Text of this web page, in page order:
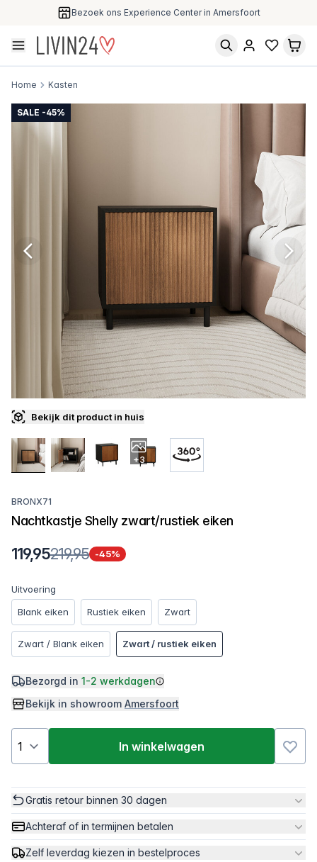
Bezoek ons Experience Center in Amersfoort
Home Kasten
SALE -45%
Bekijk dit product in huis
+3
BRONX71
Nachtkastje Shelly zwart/rustiek eiken
119,95219,95 -45%
Uitvoering
Blank eiken
Rustiek eiken Zwart
Zwart / Blank eiken Zwart / rustiek eiken
Bezorgd in 1-2 werkdagen
Bekijk in showroom Amersfoort
In winkelwagen
Gratis retour binnen 30 dagen
Achteraf of in termijnen betalen
Zelf leverdag kiezen in bestelproces